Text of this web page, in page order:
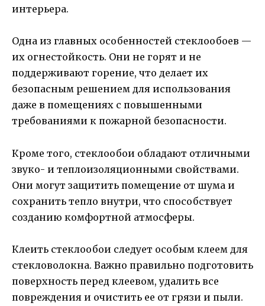
интерьера.
Одна из главных особенностей стеклообоев —
их огнестойкость. Они не горят и не
поддерживают горение, что делает их
безопасным решением для использования
даже в помещениях с повышенными
требованиями к пожарной безопасности.
Кроме того, стеклообои обладают отличными
звуко- и теплоизоляционными свойствами.
Они могут защитить помещение от шума и
сохранить тепло внутри, что способствует
созданию комфортной атмосферы.
Клеить стеклообои следует особым клеем для
стекловолокна. Важно правильно подготовить
поверхность перед клеевом, удалить все
повреждения и очистить ее от грязи и пыли.